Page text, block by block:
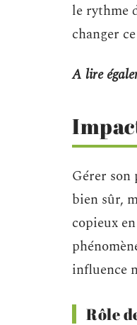
le rythme
changer
A lire
Gérer son
bien sûr,
copieux
influence
Rôle